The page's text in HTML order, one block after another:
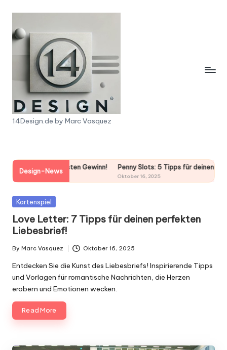
content
1
D
e
s
i
g
n
.
d
e
14Design.de by Marc Vasquez
Design-News
Gewinn! Penny Slots: 5 Tipps für deinen Gewinn! Entdecke
Posted
Kartenspiel
Love Letter: 7 Tipps für deinen perfekten
Liebesbrief!
Posted
by
By Marc Vasquez Oktober 16, 2025
Entdecken Sie die Kunst des Liebesbriefs! Inspirierende Tipps
und Vorlagen für romantische Nachrichten, die Herzen
erobern und Emotionen wecken.
Read More